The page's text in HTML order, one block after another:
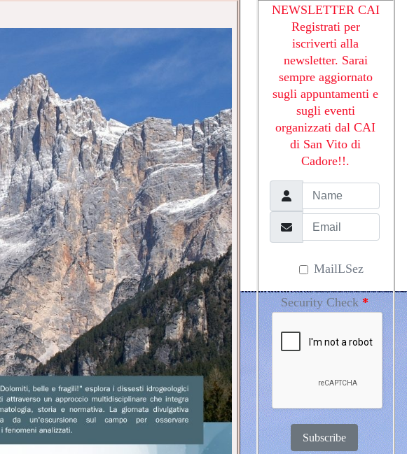
NEWSLETTER CAI
Registrati per
iscriverti alla
newsletter. Sarai
sempre aggiornato
sugli appuntamenti e
sugli eventi
organizzati dal CAI
di San Vito di
Cadore!!.
MailLSez
Security Check*
Subscribe